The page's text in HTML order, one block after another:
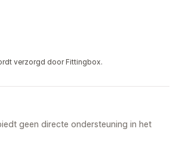
verzorgd door Fittingbox.
geen directe ondersteuning in het